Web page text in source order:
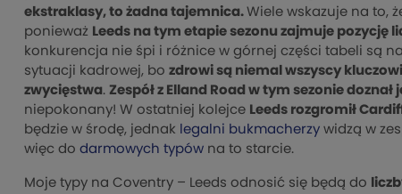
ekstraklasy, to żadna tajemnica. Wiele wskazuje na to,
ponieważ Leeds na tym etapie sezonu zajmuje pozycję
konkurencja nie śpi i różnice w górnej części tabeli są
sytuacji kadrowej, bo zdrowi są niemal wszyscy
zwycięstwa. Zespół z Elland Road w tym sezonie
niepokonany! W ostatniej kolejce Leeds rozgromił
będzie w środę, jednak legalni bukmacherzy widzą w
więc do darmowych typów na to starcie.
Moje typy na Coventry – Leeds odnosić się będą do